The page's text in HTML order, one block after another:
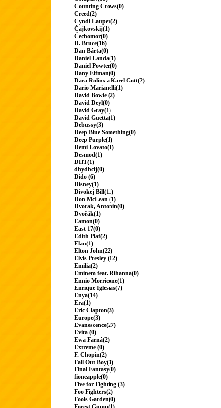
Counting Crows(0)
Creed(2)
Cyndi Lauper(2)
Čajkovskij(1)
Čechomor(0)
D. Bruce(16)
Dan Bárta(0)
Daniel Landa(1)
Daniel Powter(0)
Dany Elfman(0)
Dara Rolins a Karel Gott(2)
Dario Marianelli(1)
David Bowie (2)
David Deyl(0)
David Gray(1)
David Guetta(1)
Debussy(3)
Deep Blue Something(0)
Deep Purple(1)
Demi Lovato(1)
Desmod(1)
DHT(1)
dhydbclj(0)
Dido (6)
Disney(1)
Divokej Bill(11)
Don McLean (1)
Dvorak, Antonin(0)
Dvořák(1)
Eamon(0)
East 17(0)
Edith Piaf(2)
Elan(1)
Elton John(22)
Elvis Presley (12)
Emilia(2)
Eminem feat. Rihanna(0)
Ennio Morricone(1)
Enrique Iglesias(7)
Enya(14)
Era(1)
Eric Clapton(3)
Europe(3)
Evanescence(27)
Evita (0)
Ewa Farná(2)
Extreme (0)
F. Chopin(2)
Fall Out Boy(3)
Final Fantasy(0)
fioneapple(0)
Five for Fighting (3)
Foo Fighters(2)
Fools Garden(0)
Forest Gump(1)